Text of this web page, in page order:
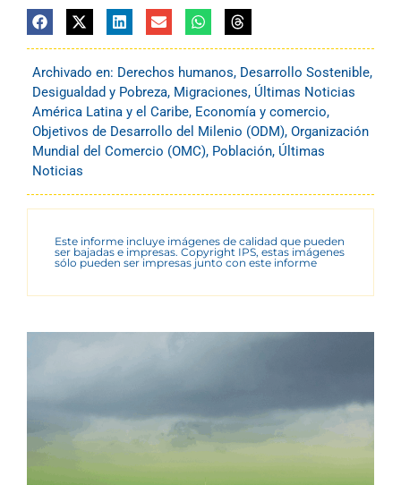
Archivado en: Derechos humanos, Desarrollo Sostenible,
Desigualdad y Pobreza, Migraciones, Últimas Noticias
América Latina y el Caribe, Economía y comercio,
Objetivos de Desarrollo del Milenio (ODM), Organización
Mundial del Comercio (OMC), Población, Últimas
Noticias
Este informe incluye imágenes de calidad que pueden
ser bajadas e impresas. Copyright IPS, estas imágenes
sólo pueden ser impresas junto con este informe